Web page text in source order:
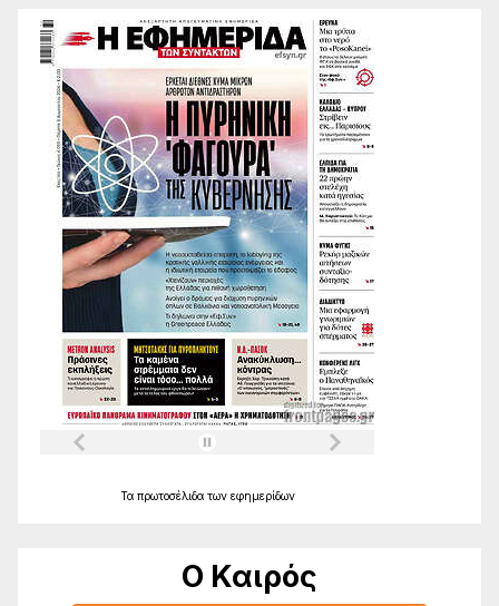
Τα πρωτοσέλιδα των εφημερίδων
Ο Καιρός